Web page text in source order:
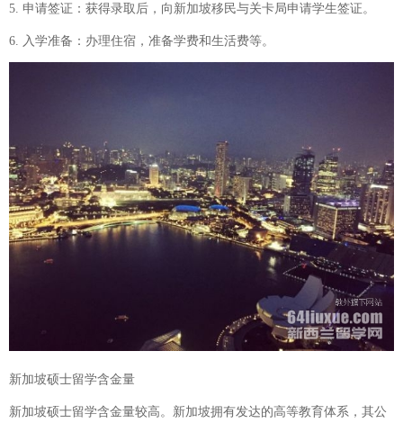
5. 申请签证：获得录取后，向新加坡移民与关卡局申请学生签证。
6. 入学准备：办理住宿，准备学费和生活费等。
新加坡硕士留学含金量
新加坡硕士留学含金量较高。新加坡拥有发达的高等教育体系，其公